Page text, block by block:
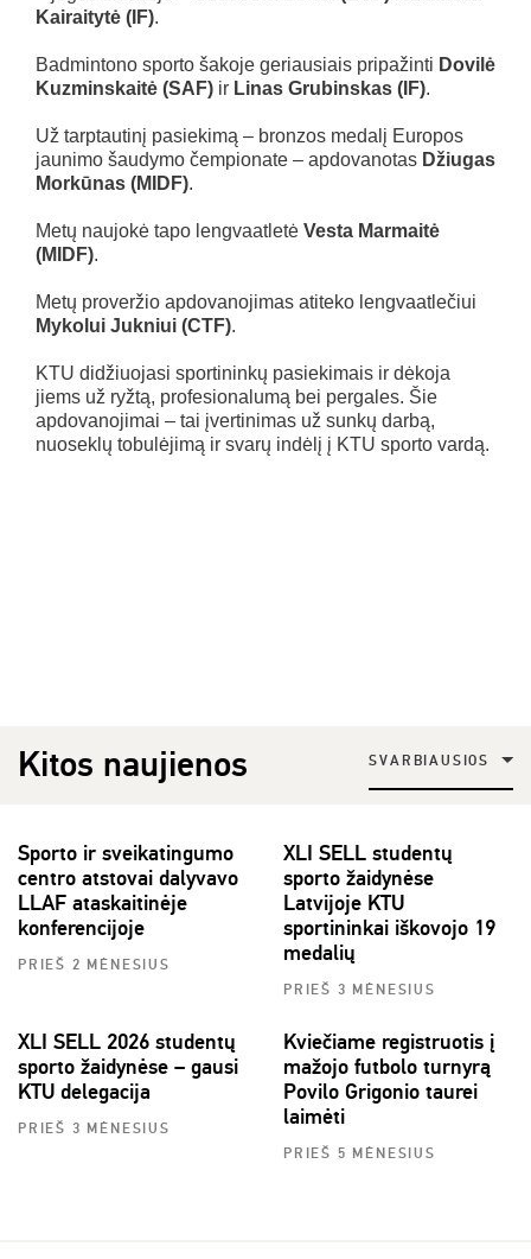
Kairaitytė (IF).
Badmintono sporto šakoje geriausiais pripažinti Dovilė
Kuzminskaitė (SAF) ir Linas Grubinskas (IF).
Už tarptautinį pasiekimą – bronzos medalį Europos
jaunimo šaudymo čempionate – apdovanotas Džiugas
Morkūnas (MIDF).
Metų naujokė tapo lengvaatletė Vesta Marmaitė
(MIDF).
Metų proveržio apdovanojimas atiteko lengvaatlečiui
Mykolui Jukniui (CTF).
KTU didžiuojasi sportininkų pasiekimais ir dėkoja
jiems už ryžtą, profesionalumą bei pergales. Šie
apdovanojimai – tai įvertinimas už sunkų darbą,
nuoseklų tobulėjimą ir svarų indėlį į KTU sporto vardą.
Kitos naujienos SVARBIAUSIOS
Sporto ir sveikatingumo
centro atstovai dalyvavo
LLAF ataskaitinėje
konferencijoje
PRIEŠ 2 MĖNESIUS
XLI SELL studentų
sporto žaidynėse
Latvijoje KTU
sportininkai iškovojo 19
medalių
PRIEŠ 3 MĖNESIUS
XLI SELL 2026 studentų
sporto žaidynėse – gausi
KTU delegacija
PRIEŠ 3 MĖNESIUS
Kviečiame registruotis į
mažojo futbolo turnyrą
Povilo Grigonio taurei
laimėti
PRIEŠ 5 MĖNESIUS